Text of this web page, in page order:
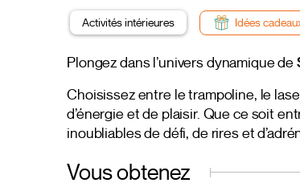
Activités intérieures Idées
Plongez dans l’univers dynamique de
Choisissez entre le trampoline, le
d’énergie et de plaisir. Que ce soit
inoubliables de défi, de rires et
Vous obtenez